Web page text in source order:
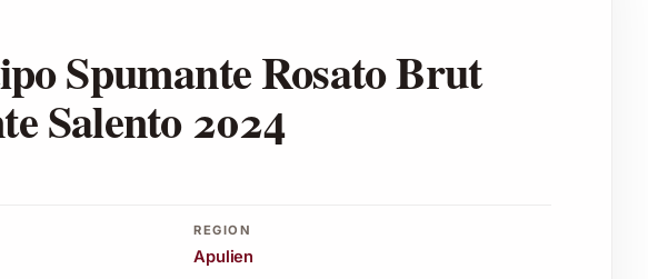
Spumante Rosato Brut
Salento 2024
REGION
Apulien